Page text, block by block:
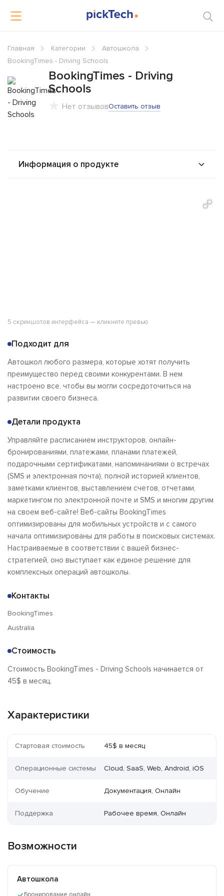
Главная Категории
Автошкола
BookingTimes - Driving Schools
BookingTimes - Driving
Schools
Нет отзывовОставить отзыв
Информация о продукте
5 скриншотов интерфейса — кликните превью
Подходит для
Автошкол любого размера, которые хотят получить
преимущество перед своими конкурентами. В нем
настроено все, чтобы вы могли сосредоточиться на
развитии своего бизнеса.
Детали продукта
Управляйте расписанием инструкторов, онлайн-
бронированиями, платежами, планами платежей,
подарочными сертификатами, напоминаниями о встречах
(SMS и электронная почта), полной историей клиентов,
заметками клиентов, выставлением счетов, отчетами,
маркетингом по электронной почте и SMS и многим другим
на своем веб-сайте! Веб-сайты BookingTimes
оптимизированы для мобильных устройств и с самого
начала оптимизированы для работы в поисковых системах.
Настраиваемые в соответствии с вашей бизнес-
стратегией, оно выступает как единое решение для
комплексных операций автошколы.
Контакты
BookingTimes
Australia
Стоимость
Стоимость BookingTimes - Driving Schools начинается от
45$ в месяц.
Характеристики
Стартовая стоимость 45$ в месяц
Операционные системы Cloud, SaaS, Web, Android, iOS
Обучение Документация, Онлайн
Поддержка Рабочее время, Онлайн
Возможности
Автошкола